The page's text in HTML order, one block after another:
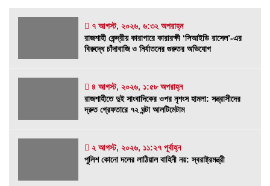
রাজশাহী কেন্দ্রীয় কারাগারে কারারক্ষী ‘সিআইডি রাসেল’-
৭ আগস্ট, ২০২৬, ৬:৩২ অপরাহ্ন
রাজশাহীতে দুই সাংবাদিকের ওপর নৃশংস হামলা:
পুলিশ কোনো দলের লাঠিয়াল বাহিনী নয়: স্বরাষ্ট্রমন্ত্রী
৭ আগস্ট, ২০২৬, ৬:৩২ অপরাহ্ন
রাজশাহী কেন্দ্রীয় কারাগারে কারারক্ষী ‘সিআইডি রাসেল’-এর
বিরুদ্ধে চাঁদাবাজি ও নির্যাতনের গুরুতর অভিযোগ
৪ আগস্ট, ২০২৬, ১:৫৮ অপরাহ্ন
রাজশাহীতে দুই সাংবাদিকের ওপর নৃশংস হামলা: সন্ত্রাসীদের
দ্রুত গ্রেফতারে ৭২ ঘন্টা আলটিমেটাম
২ আগস্ট, ২০২৬, ১১:২৭ পূর্বাহ্ন
পুলিশ কোনো দলের লাঠিয়াল বাহিনী নয়: স্বরাষ্ট্রমন্ত্রী